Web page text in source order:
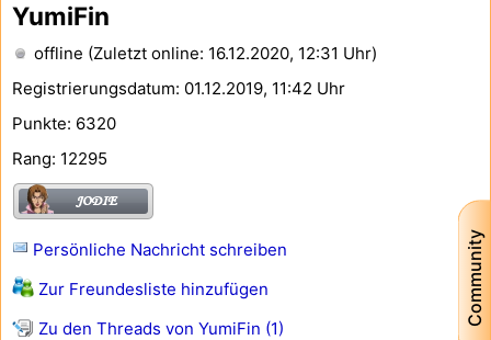
Community
YumiFin
offline (Zuletzt online: 16.12.2020, 12:31 Uhr)
Registrierungsdatum: 01.12.2019, 11:42 Uhr
Punkte: 6320
Rang: 12295
Persönliche Nachricht schreiben
Zur Freundesliste hinzufügen
Zu den Threads von YumiFin (1)